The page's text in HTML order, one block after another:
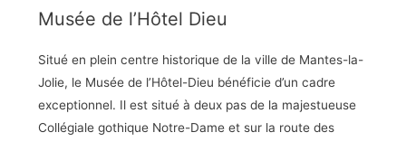
Musée de l’Hôtel Dieu
Situé en plein centre historique de la ville de Mantes-la-
Jolie, le Musée de l’Hôtel-Dieu bénéficie d’un cadre
exceptionnel. Il est situé à deux pas de la majestueuse
Collégiale gothique Notre-Dame et sur la route des